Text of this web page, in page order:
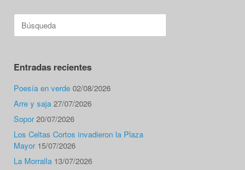
Buscar:
Entradas recientes
Poesía en verde 02/08/2026
Arre y saja 27/07/2026
Sopor 20/07/2026
Los Celtas Cortos invadieron la Plaza
Mayor 15/07/2026
La Morralla 13/07/2026